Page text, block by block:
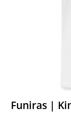
Funiras |